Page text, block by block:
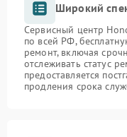
Широкий
Сервисный центр
по всей РФ,
ремонт, включая
отслеживать статус
предоставляется
продления срока